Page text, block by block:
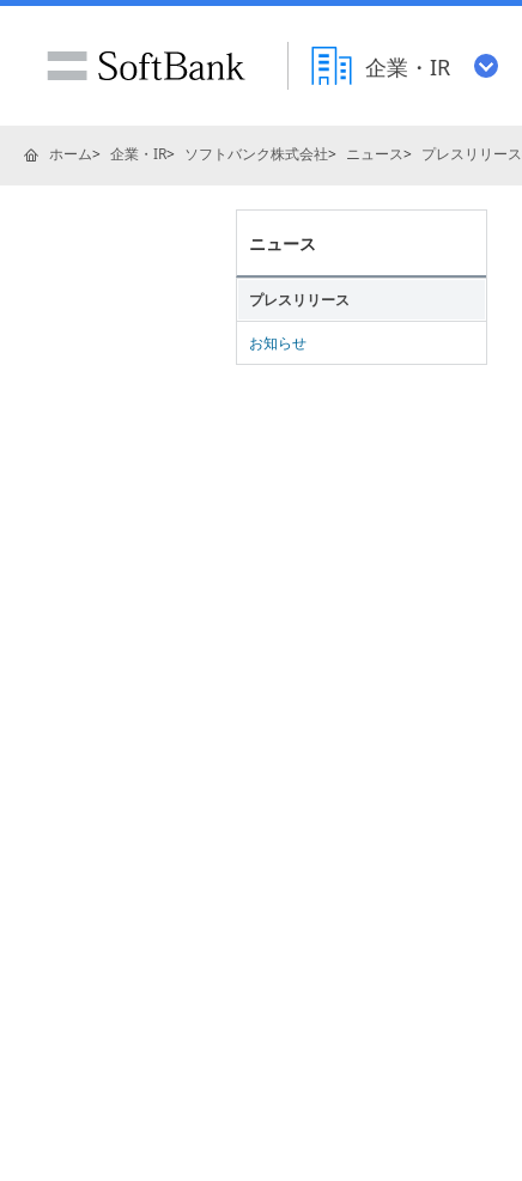
企業・IR
ホーム 企業・IR ソフトバンク株式会社 ニュース プレスリリース
ニュース
プレスリリース
お知らせ